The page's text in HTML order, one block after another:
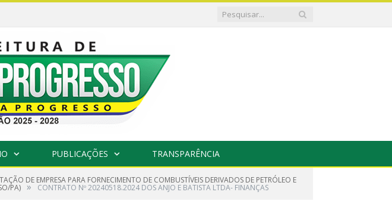
PUBLICAÇÕES TRANSPARÊNCIA
DE EMPRESA PARA FORNECIMENTO DE COMBUSTÍVEIS DERIVADOS DE PETRÓLEO E
PA) » CONTRATO Nº 20240518.2024 DOS ANJO E BATISTA LTDA- FINANÇAS